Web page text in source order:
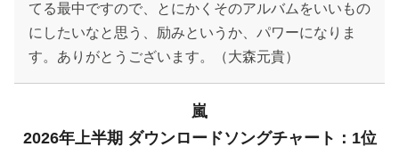
てる最中ですので、とにかくそのアルバムをいいもの
にしたいなと思う、励みというか、パワーになりま
す。ありがとうございます。（大森元貴）
嵐
2026年上半期 ダウンロードソングチャート：1位